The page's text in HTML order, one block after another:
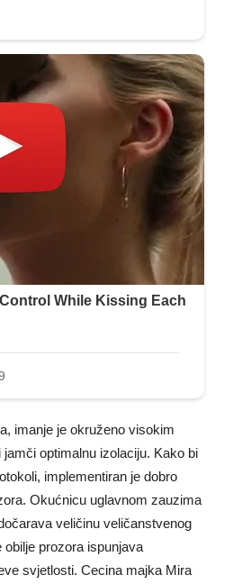
imanje je okruženo visokim
optimalnu izolaciju. Kako bi
implementiran je dobro
Okućnicu uglavnom zauzima
veličinu veličanstvenog
prozora ispunjava
svjetlosti. Cecina majka Mira